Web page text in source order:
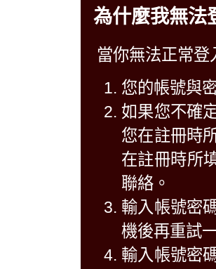
為什麼我無法
當你無法正常
您的帳號與
如果您不確
您在註冊時
在註冊時所
聯絡。
輸入帳號密
機後再重試
輸入帳號密